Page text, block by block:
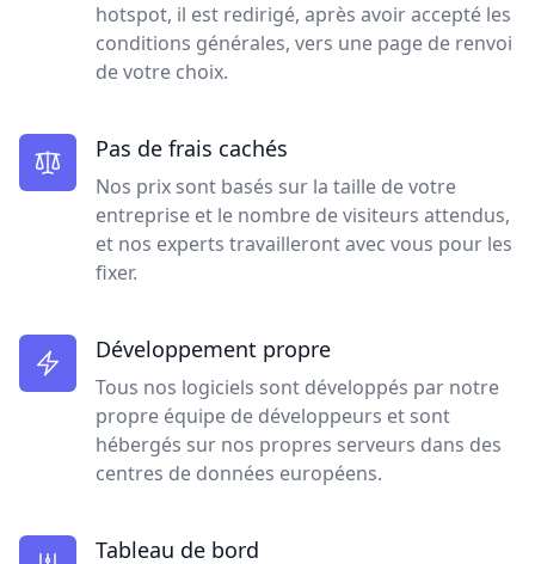
hotspot, il est redirigé, après avoir accepté les
conditions générales, vers une page de renvoi
de votre choix.
Pas de frais cachés
Nos prix sont basés sur la taille de votre
entreprise et le nombre de visiteurs attendus,
et nos experts travailleront avec vous pour les
fixer.
Développement propre
Tous nos logiciels sont développés par notre
propre équipe de développeurs et sont
hébergés sur nos propres serveurs dans des
centres de données européens.
Tableau de bord